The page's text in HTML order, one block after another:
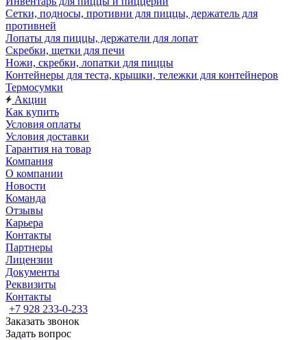
Сетки, подносы, противни для пиццы, держатель для
противней
Лопаты для пиццы, держатели для лопат
Скребки, щетки для печи
Ножи, скребки, лопатки для пиццы
Контейнеры для теста, крышки, тележки для контейнеров
Термосумки
Акции
Как купить
Условия оплаты
Условия доставки
Гарантия на товар
Компания
О компании
Новости
Команда
Отзывы
Карьера
Контакты
Партнеры
Лицензии
Документы
Реквизиты
Контакты
+7 928 233-0-233
Заказать звонок
Задать вопрос